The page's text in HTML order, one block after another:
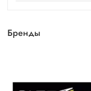
Бренды